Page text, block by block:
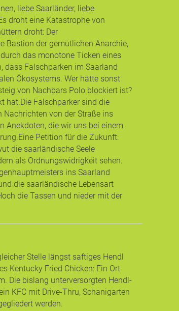
liebe Saarländer, liebe
droht eine Katastrophe von
droht: Der
Bastion der gemütlichen Anarchie,
das monotone Ticken eines
dass Falschparken im Saarland
Ökosystems. Wer hätte sonst
von Nachbars Polo blockiert ist?
hat. ​Die Falschparker sind die
von der Straße ins
Anekdoten, die wir uns bei einem
​Eine Petition für die Zukunft:
die saarländische Seele
als Ordnungswidrigkeit sehen.
ins Saarland
die saarländische Lebensart
die Tassen und nieder mit der
Stelle längst saftiges Hendl
Kentucky Fried Chicken: Ein Ort
Die bislang unterversorgten Hendl-
KFC mit Drive-Thru, Schanigarten
werden.